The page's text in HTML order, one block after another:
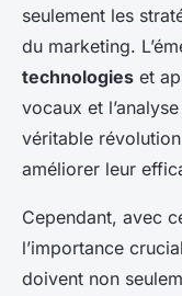
seulement les
du marketing.
technologies et
vocaux et
véritable
améliorer leur
Cependant, avec
l’importance
doivent non